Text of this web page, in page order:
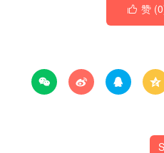
 赞 (0
   